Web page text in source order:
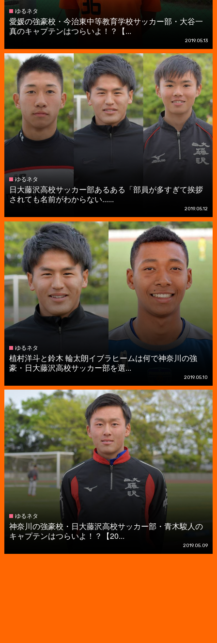
ゆるネタ
愛媛の強豪校・今治東中等教育学校サッカー部・大谷一
真のキャプテンはつらいよ！？【...
2019.05.13
ゆるネタ
日大藤沢高校サッカー部あるある「部員が多すぎて挨拶
されても名前がわからない......
2019.05.12
ゆるネタ
植村洋斗と鈴木 輪太朗イブラヒームは何で神奈川の強
豪・日大藤沢高校サッカー部を選...
2019.05.10
ゆるネタ
神奈川の強豪校・日大藤沢高校サッカー部・青木駿人の
キャプテンはつらいよ！？【20...
2019.05.09